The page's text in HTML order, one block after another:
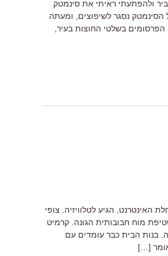
ולהפתעתי ראיתי את סינמטק
הסינמטק נסגר לשיפוצים, ומעתה
בשלטי החוצות בעיר,
האינטרנט, הגיע לטלוויזיה. צופי
מוח חבובותית הגונה. קרמיט
בנות הבית כבר עומדים עם
[…]